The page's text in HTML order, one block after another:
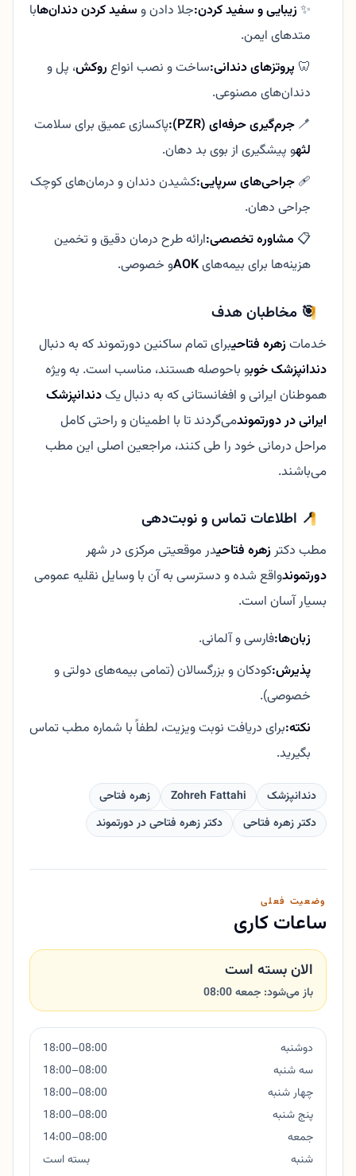
✨ زیبایی و سفید کردن:جلا دادن و سفید کردن دندان‌هابا
متدهای ایمن.
🦷 پروتزهای دندانی:ساخت و نصب انواع روکش، پل و
دندان‌های مصنوعی.
🪥 جرم‌گیری حرفه‌ای (PZR):
پاکسازی عمیق برای سلامت
لثهو پیشگیری از بوی بد دهان.
🩹 جراحی‌های سرپایی:کشیدن دندان و درمان‌های کوچک
جراحی دهان.
📋 مشاوره تخصصی:ارائه طرح درمان دقیق و تخمین
هزینه‌ها برای بیمه‌هایAOKو خصوصی.
🎯 مخاطبان هدف
خدماتزهره فتاحیبرای تمام ساکنین دورتموند که به دنبال
دندانپزشک خوبو باحوصله هستند، مناسب است. به ویژه
هموطنان ایرانی و افغانستانی که به دنبال یکدندانپزشک
ایرانی در دورتموندمی‌گردند تا با اطمینان و راحتی کامل
مراحل درمانی خود را طی کنند، مراجعین اصلی این مطب
می‌باشند.
📍 اطلاعات تماس و نوبت‌دهی
مطب دکترزهره فتاحیدر موقعیتی مرکزی در شهر
دورتموندواقع شده و دسترسی به آن با وسایل نقلیه عمومی
بسیار آسان است.
زبان‌ها:فارسی و آلمانی.
پذیرش:کودکان و بزرگسالان (تمامی بیمه‌های دولتی و
خصوصی).
نکته:برای دریافت نوبت ویزیت، لطفاً با شماره مطب تماس
بگیرید.
دندانپزشک Zohreh Fattahi
زهره فتاحی
دکتر زهره فتاحی
دکتر زهره فتاحی در دورتموند
وضعیت فعلی
ساعات کاری
الان بسته است
باز می‌شود: جمعه 08:00
دوشنبه
08:00–18:00
سه شنبه
08:00–18:00
چهار شنبه
08:00–18:00
پنج شنبه
08:00–18:00
جمعه
08:00–14:00
شنبه
بسته است